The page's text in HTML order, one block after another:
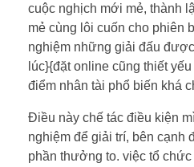
cuộc nghịch mới mẻ, thành
mẻ cùng lôi cuốn cho phiên
nghiệm những giải đấu
lúc}{đặt online cũng thiết
điểm nhân tài phổ biến khá
Điều này chế tác điều kiện
nghiệm để giải trí, bên cạnh
phần thưởng to. việc tổ